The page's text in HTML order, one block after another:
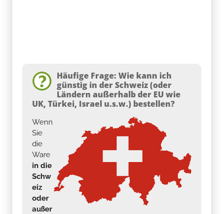
Häufige Frage: Wie kann ich
günstig in der Schweiz (oder
Ländern außerhalb der EU wie
UK, Türkei, Israel u.s.w.) bestellen?
Wenn
Sie
die
Ware
in die
Schw
eiz
oder
außer